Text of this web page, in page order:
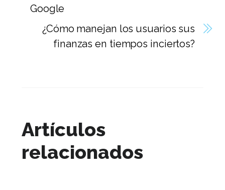
Google
¿Cómo manejan los usuarios sus
finanzas en tiempos inciertos?
Artículos
relacionados